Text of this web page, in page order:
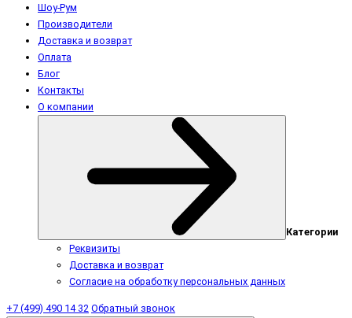
Шоу-Рум
Производители
Доставка и возврат
Оплата
Блог
Контакты
О компании
Категории
Реквизиты
Доставка и возврат
Согласие на обработку персональных данных
+7 (499) 490 14 32 Обратный звонок